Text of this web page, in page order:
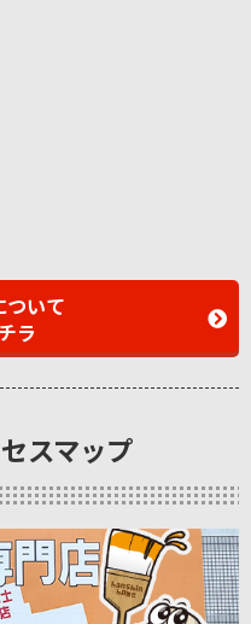
ついて
ラ
スマップ